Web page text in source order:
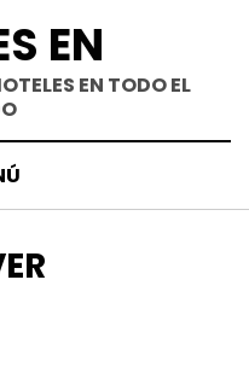
EN
EN TODO EL